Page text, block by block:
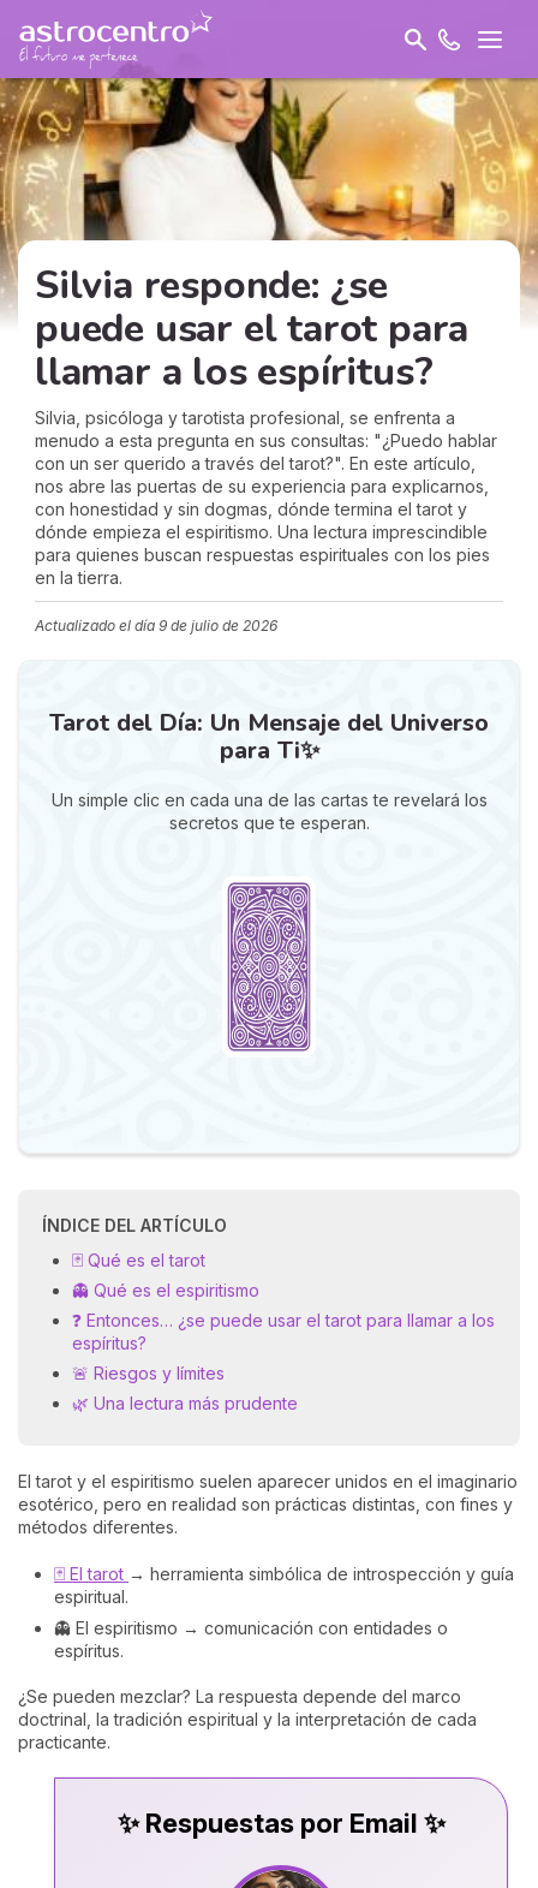
Silvia responde: ¿se
puede usar el tarot para
llamar a los espíritus?
Silvia, psicóloga y tarotista profesional, se enfrenta a
menudo a esta pregunta en sus consultas: "¿Puedo hablar
con un ser querido a través del tarot?". En este artículo,
nos abre las puertas de su experiencia para explicarnos,
con honestidad y sin dogmas, dónde termina el tarot y
dónde empieza el espiritismo. Una lectura imprescindible
para quienes buscan respuestas espirituales con los pies
en la tierra.
Actualizado el día 9 de julio de 2026
Tarot del Día: Un Mensaje del Universo
para Ti✨
Un simple clic en cada una de las cartas te revelará los
secretos que te esperan.
ÍNDICE DEL ARTÍCULO
🃏 Qué es el tarot
👻 Qué es el espiritismo
❓ Entonces… ¿se puede usar el tarot para llamar a los
espíritus?
🚨 Riesgos y límites
🌿 Una lectura más prudente
El tarot y el espiritismo suelen aparecer unidos en el imaginario
esotérico, pero en realidad son prácticas distintas, con fines y
métodos diferentes.
🃏 El tarot → herramienta simbólica de introspección y guía
espiritual.
👻 El espiritismo → comunicación con entidades o
espíritus.
¿Se pueden mezclar? La respuesta depende del marco
doctrinal, la tradición espiritual y la interpretación de cada
practicante.
✨ Respuestas por Email ✨